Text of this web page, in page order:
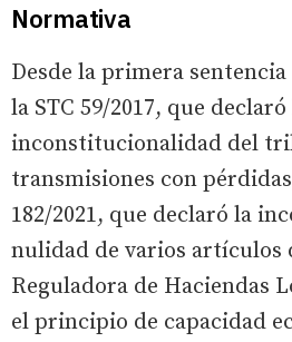
Normativa
Desde la primera
la STC 59/2017, que declaró
inconstitucionalidad del
transmisiones con
182/2021, que declaró la
nulidad de varios artículos
Reguladora de Haciendas
el principio de capacidad